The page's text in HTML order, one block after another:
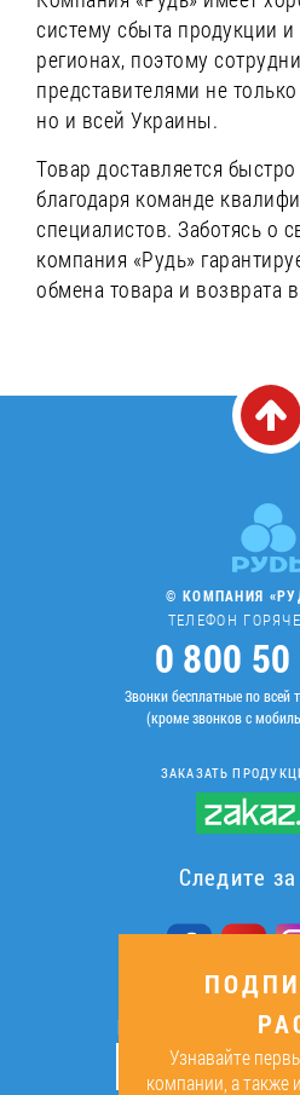
систему сбыта продукции
регионах, поэтому
представителями не
но и всей Украины.
Товар доставляется
благодаря команде
специалистов. Заботясь о
компания «Рудь»
обмена товара и возврата
© КОМПАНИЯ
ТЕЛЕФОН
0 800
Звонки бесплатные по всей
(кроме звонков с
ЗАКАЗАТЬ
Следите
ПОДПИШИТЕСЬ
Узнавайте
компании, а также